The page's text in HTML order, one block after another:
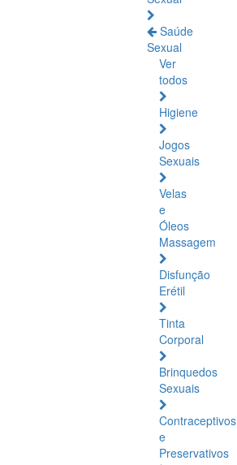
Saúde
Sexual
Ver
todos
Higiene
Jogos
Sexuais
Velas
e
Óleos
Massagem
Disfunção
Erétil
Tinta
Corporal
Brinquedos
Sexuais
Contraceptivos
e
Preservativos